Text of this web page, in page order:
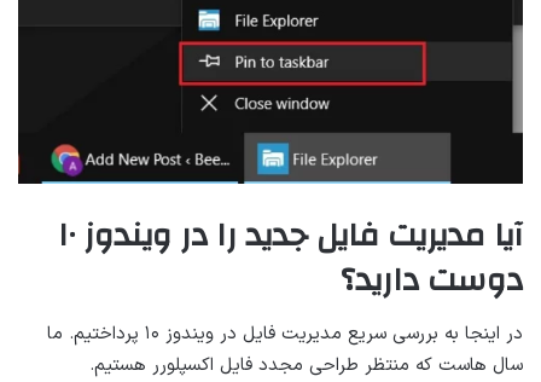
آیا مدیریت فایل جدید را در ویندوز ۱۰
دوست دارید؟
در اینجا به بررسی سریع مدیریت فایل در ویندوز ۱۰ پرداختیم. ما
سال هاست که منتظر طراحی مجدد فایل اکسپلورر هستیم.